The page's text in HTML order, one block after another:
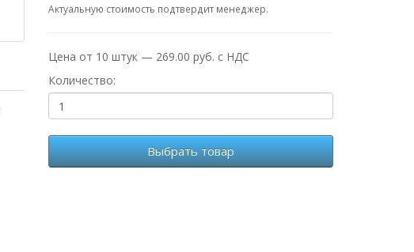
Актуальную стоимость подтвердит менеджер.
Цена от 10 штук — 269.00 руб. с НДС
Количество:
Выбрать товар